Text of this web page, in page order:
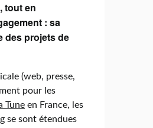
tout en
: sa
des projets de
(web, presse,
pour les
Tuneen France, les
se sont étendues